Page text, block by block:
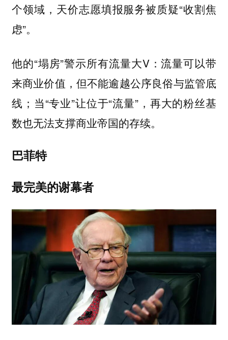
个领域，天价志愿填报服务被质疑“收割焦
虑”。
他的“塌房”警示所有流量大V：流量可以带
来商业价值，但不能逾越公序良俗与监管底
线；当“专业”让位于“流量”，再大的粉丝基
数也无法支撑商业帝国的存续。
巴菲特
最完美的谢幕者